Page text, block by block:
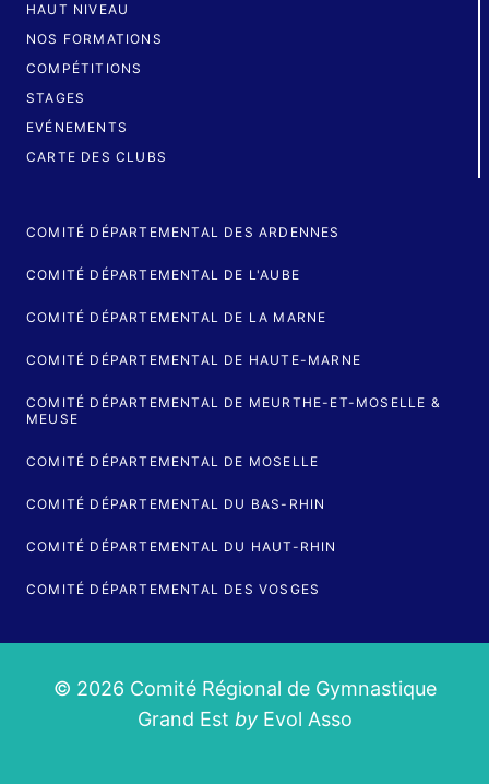
HAUT NIVEAU
NOS FORMATIONS
COMPÉTITIONS
STAGES
EVÉNEMENTS
CARTE DES CLUBS
COMITÉ DÉPARTEMENTAL DES ARDENNES
COMITÉ DÉPARTEMENTAL DE L'AUBE
COMITÉ DÉPARTEMENTAL DE LA MARNE
COMITÉ DÉPARTEMENTAL DE HAUTE-MARNE
COMITÉ DÉPARTEMENTAL DE MEURTHE-ET-MOSELLE &
MEUSE
COMITÉ DÉPARTEMENTAL DE MOSELLE
COMITÉ DÉPARTEMENTAL DU BAS-RHIN
COMITÉ DÉPARTEMENTAL DU HAUT-RHIN
COMITÉ DÉPARTEMENTAL DES VOSGES
© 2026 Comité Régional de Gymnastique
Grand Est byEvol Asso